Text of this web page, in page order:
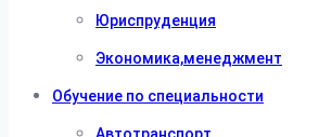
Юриспруденция
Экономика,менеджмент
Обучение по специальности